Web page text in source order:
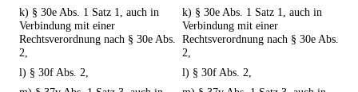
k) § 30e Abs. 1 Satz 1, auch in
Verbindung mit einer
Rechtsverordnung nach § 30e Abs.
2,
k) § 30e Abs. 1 Satz 1, auch in
Verbindung mit einer
Rechtsverordnung nach § 30e Abs.
2,
l) § 30f Abs. 2,
l) § 30f Abs. 2,